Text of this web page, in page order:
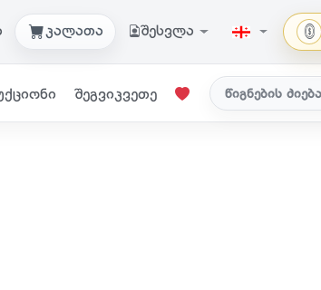
კალათა შესვლა
შეგვიკვეთე